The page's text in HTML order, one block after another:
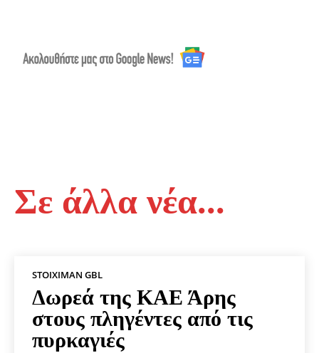
Σε άλλα νέα...
STOIXIMAN GBL
Δωρεά της ΚΑΕ Άρης
στους πληγέντες από τις
πυρκαγιές